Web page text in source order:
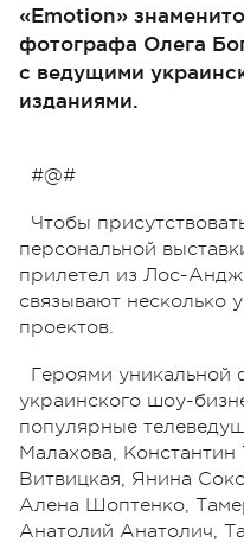
«Emotion»
фотографа Олега
с ведущими
изданиями.
#@#
Чтобы
персональной
прилетел из Лос-
связывают несколько
проектов.
Героями уникальной
украинского шоу-
популярные
Малахова,
Витвицкая, Янина
Алена Шоптенко,
Анатолий Анатолич,